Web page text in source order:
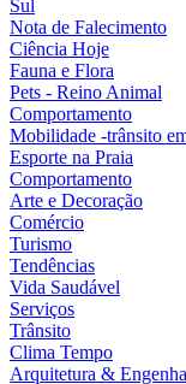
Sul
Nota de Falecimento
Ciência Hoje
Fauna e Flora
Pets - Reino Animal
Comportamento
Mobilidade -trânsito
Esporte na Praia
Comportamento
Arte e Decoração
Comércio
Turismo
Tendências
Vida Saudável
Serviços
Trânsito
Clima Tempo
Arquitetura &